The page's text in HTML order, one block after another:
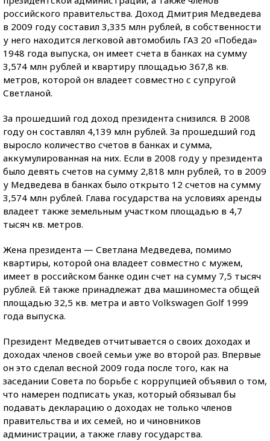
российского правительства. Доход Дмитрия Медведева
в 2009 году составил 3,335 млн рублей, в собственности
у него находится легковой автомобиль ГАЗ 20 «Победа»
1948 года выпуска, он имеет счета в банках на сумму
3,574 млн рублей и квартиру площадью 367,8 кв.
метров, которой он владеет совместно с супругой
Светланой.
За прошедший год доход президента снизился. В 2008
году он составлял 4,139 млн рублей. За прошедший год
выросло количество счетов в банках и сумма,
аккумулированная на них. Если в 2008 году у президента
было девять счетов на сумму 2,818 млн рублей, то в 2009
у Медведева в банках было открыто 12 счетов на сумму
3,574 млн рублей. Глава государства на условиях аренды
владеет также земельным участком площадью в 4,7
тысяч кв. метров.
Жена президента — Светлана Медведева, помимо
квартиры, которой она владеет совместно с мужем,
имеет в российском банке один счет на сумму 7,5 тысяч
рублей. Ей также принадлежат два машиноместа общей
площадью 32,5 кв. метра и авто Volkswagen Golf 1999
года выпуска.
Президент Медведев отчитывается о своих доходах и
доходах членов своей семьи уже во второй раз. Впервые
он это сделал весной 2009 года после того, как на
заседании Совета по борьбе с коррупцией объявил о том,
что намерен подписать указ, который обязывал бы
подавать декларацию о доходах не только членов
правительства и их семей, но и чиновников
администрации, а также главу государства.